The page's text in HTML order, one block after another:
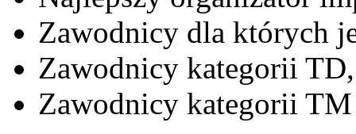
Zawodnicy dla których
Zawodnicy kategorii
Zawodnicy kategorii